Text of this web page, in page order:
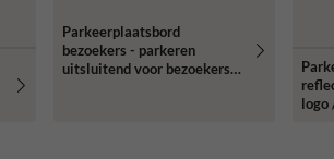
Parkeerplaatsbord
bezoekers - parkeren
uitsluitend voor bezoekers -
logo